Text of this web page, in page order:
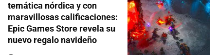
temática nórdica y con
maravillosas calificaciones:
Epic Games Store revela su
nuevo regalo navideño